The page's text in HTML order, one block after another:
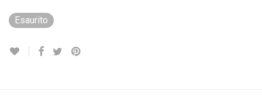
Esaurito